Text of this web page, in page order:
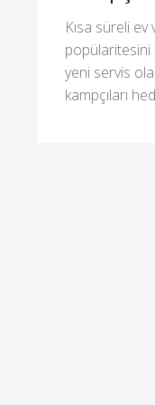
Kısa süreli
popülaritesini
yeni servis
kampçıları